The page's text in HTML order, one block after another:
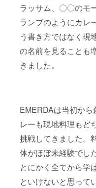
ラッサム、〇〇のモ
ランブのようにカレ
う書き方ではなく現
の名前を見ることも
きました。
EMERDAは当初から
レーも現地料理もど
挑戦してきました。
体がほぼ未経験でし
とにかく全てから学
といけないと思って